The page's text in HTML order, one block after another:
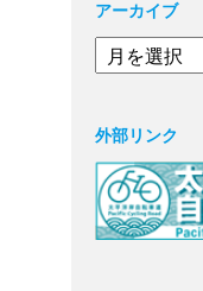
アーカイブ
ア
ー
ブ
外部リンク